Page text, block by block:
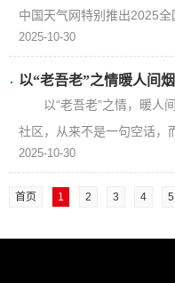
中国天气网特别推出2025
2025-10-30
以“老吾老”之情暖人间
以“老吾老”之情，暖人
社区，从来不是一句空话，
2025-10-30
首页 1 2 3 4 5